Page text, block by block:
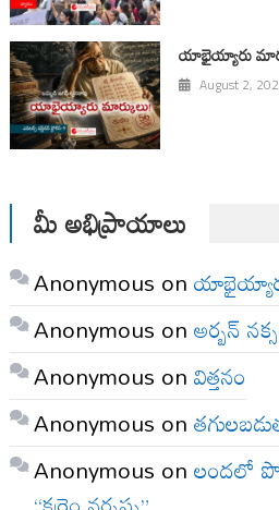
యాభైయ్యారు
August 2,
మీ అభిప్రాయాలు
Anonymous on
Anonymous onఅర్బన్
Anonymous onవిత్తనం
Anonymous on
Anonymous onలందలో